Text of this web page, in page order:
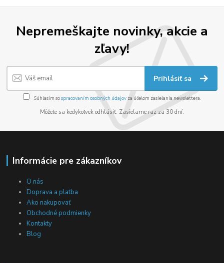
Nepremeškajte novinky, akcie a
zľavy!
Prihlásiť sa
Súhlasím sospracovaním osobných údajov za účelom zasielania newslettera.
Môžete sa kedykoľvek odhlásiť. Zasielame raz za 30 dní.
Informácie pre zákazníkov
O nás
Doprava a platba
Ako nakupovať
Obchodné podmienky
Kontakty
Blog